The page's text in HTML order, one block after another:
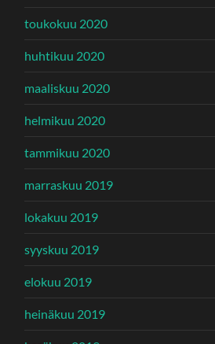
toukokuu 2020
huhtikuu 2020
maaliskuu 2020
helmikuu 2020
tammikuu 2020
marraskuu 2019
lokakuu 2019
syyskuu 2019
elokuu 2019
heinäkuu 2019